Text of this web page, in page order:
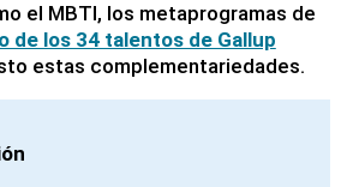
el MBTI, los metaprogramas de
de los 34 talentos de Gallup
estas complementariedades.